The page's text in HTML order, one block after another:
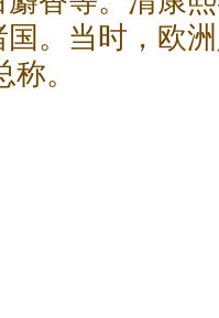
。当时，欧
。